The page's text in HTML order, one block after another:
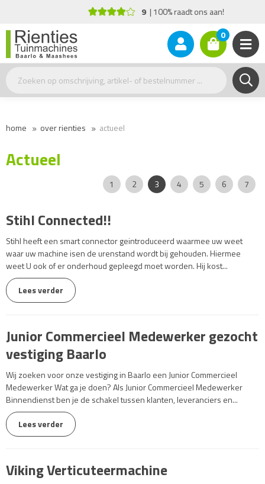
9 100% raadt ons aan!
0
home over rienties actueel
Actueel
1 2 3 4 5 6 7
Stihl Connected!!
Stihl heeft een smart connector geintroduceerd waarmee uw weet
waar uw machine isen de urenstand wordt bij gehouden. Hiermee
weet U ook of er onderhoud gepleegd moet worden. Hij kost...
Lees verder
Junior Commercieel Medewerker gezocht
vestiging Baarlo
Wij zoeken voor onze vestiging in Baarlo een Junior Commercieel
Medewerker Wat ga je doen? Als Junior Commercieel Medewerker
Binnendienst ben je de schakel tussen klanten, leveranciers en...
Lees verder
Viking Verticuteermachine